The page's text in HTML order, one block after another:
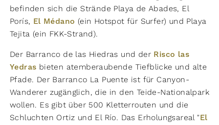
befinden sich die Strände Playa de Abades, El
Porís, El Médano (ein Hotspot für Surfer) und Playa
Tejita (ein FKK-Strand).
Der Barranco de las Hiedras und der Risco las
Yedras bieten atemberaubende Tiefblicke und alte
Pfade. Der Barranco La Puente ist für Canyon-
Wanderer zugänglich, die in den Teide-Nationalpark
wollen. Es gibt über 500 Kletterrouten und die
Schluchten Ortiz und El Río. Das Erholungsareal "El